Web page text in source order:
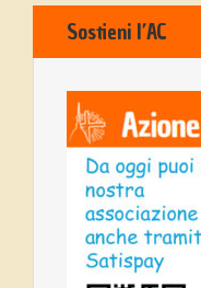
Sostieni l’AC